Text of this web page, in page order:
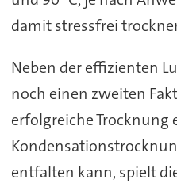
damit stressfrei
Neben der effizienten
noch einen zweiten
erfolgreiche Trocknung
entfalten kann, spielt